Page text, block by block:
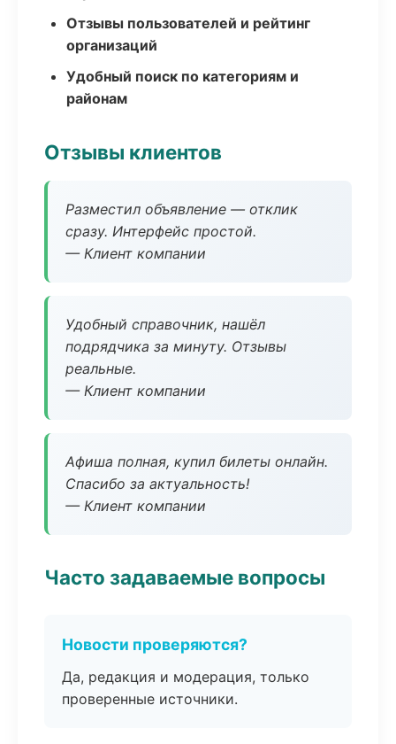
Отзывы пользователей и рейтинг
организаций
Удобный поиск по категориям и
районам
Отзывы клиентов
Разместил объявление — отклик
сразу. Интерфейс простой.
— Клиент компании
Удобный справочник, нашёл
подрядчика за минуту. Отзывы
реальные.
— Клиент компании
Афиша полная, купил билеты онлайн.
Спасибо за актуальность!
— Клиент компании
Часто задаваемые вопросы
Новости проверяются?
Да, редакция и модерация, только
проверенные источники.